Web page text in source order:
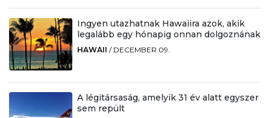
Ingyen utazhatnak Hawaiira azok, akik
legalább egy hónapig onnan dolgoznának
HAWAII / DECEMBER 09.
A légitársaság, amelyik 31 év alatt egyszer
sem repült